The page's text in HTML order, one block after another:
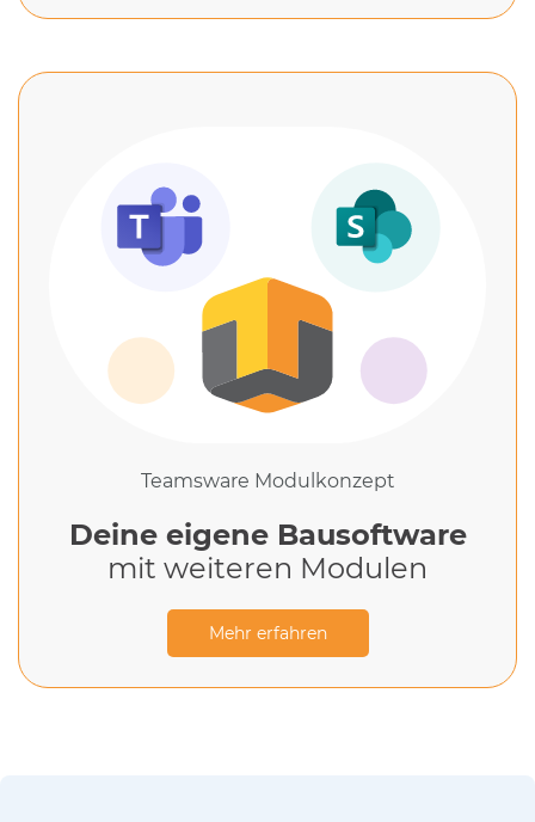
Teamsware Modulkonzept
Deine eigene Bausoftware
mit weiteren Modulen
Mehr erfahren